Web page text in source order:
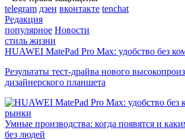
telegram дзен вконтакте tenchat
Редакция
популярное Новости
стиль жизни
HUAWEI MatePad Pro Max: удобство без
Результаты тест-драйва нового
дизайнерского планшета
рынки
Умные производства: когда появятся и
без людей